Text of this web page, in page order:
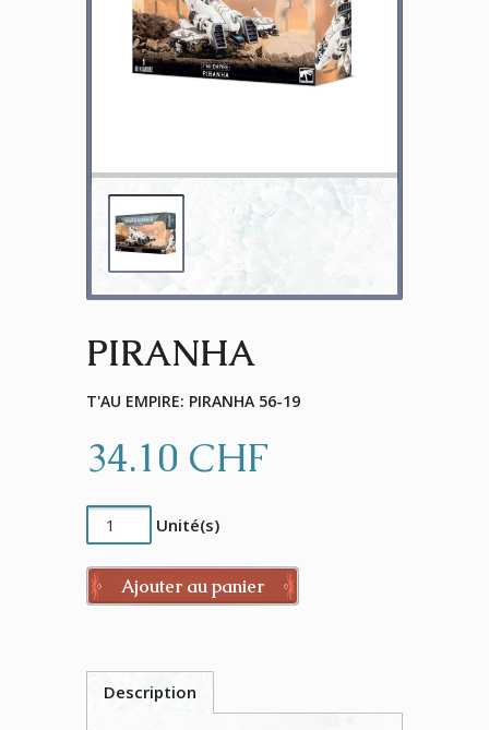
PIRANHA
T'AU EMPIRE: PIRANHA 56-19
34.10 CHF
Unité(s)
Ajouter au panier
Description